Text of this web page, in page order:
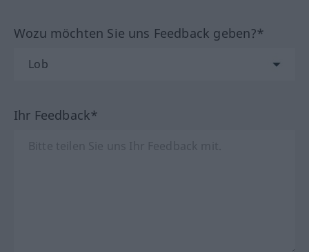
Wozu möchten Sie uns Feedback geben?*
Ihr Feedback*